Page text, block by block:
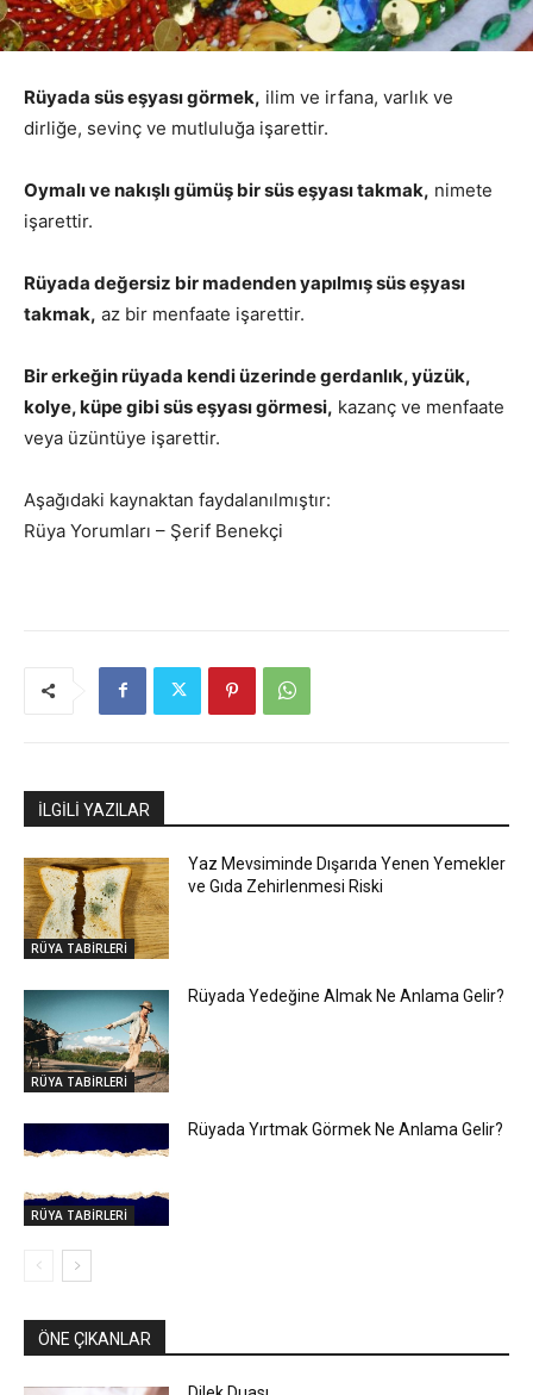
Rüyada süs eşyası görmek, ilim ve irfana, varlık ve
dirliğe, sevinç ve mutluluğa işarettir.
Oymalı ve nakışlı gümüş bir süs eşyası takmak, nimete
işarettir.
Rüyada değersiz bir madenden yapılmış süs eşyası
takmak, az bir menfaate işarettir.
Bir erkeğin rüyada kendi üzerinde gerdanlık, yüzük,
kolye, küpe gibi süs eşyası görmesi, kazanç ve menfaate
veya üzüntüye işarettir.
Aşağıdaki kaynaktan faydalanılmıştır:
Rüya Yorumları – Şerif Benekçi
İLGİLİ YAZILAR
RÜYA TABİRLERİ
Yaz Mevsiminde Dışarıda Yenen Yemekler
ve Gıda Zehirlenmesi Riski
RÜYA TABİRLERİ
Rüyada Yedeğine Almak Ne Anlama Gelir?
RÜYA TABİRLERİ
Rüyada Yırtmak Görmek Ne Anlama Gelir?
ÖNE ÇIKANLAR